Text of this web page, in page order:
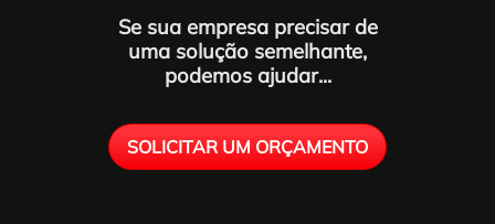
Se sua empresa precisar de
uma solução semelhante,
podemos ajudar...
SOLICITAR UM ORÇAMENTO